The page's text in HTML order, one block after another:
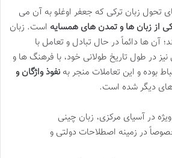
تحول زبان ترکی که جعفر اوغلو به آن می
از زبان ها و تمدن های همسایه است. زبان
آن ها دائماً در حال تبادل و تعامل با
در طول تاریخ طولانی خود، با فرهنگ ها و
بوده و این تعاملات منجر به نفوذ واژگان و
های دیگر شده است.
در آسیای مرکزی، زبان چینی
خصوصاً در زمینه اصطلاحات دولتی و